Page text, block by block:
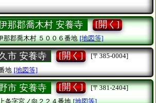
那郡喬木村 安養寺 [開く]
那郡喬木村５００６番地 [地図等]
市 安養寺 [開く]
[〒385-0004]
地 [地図等]
市 安養寺 [開く]
[〒381-2404]
条字宮ノ向２２４番地 [地図等]